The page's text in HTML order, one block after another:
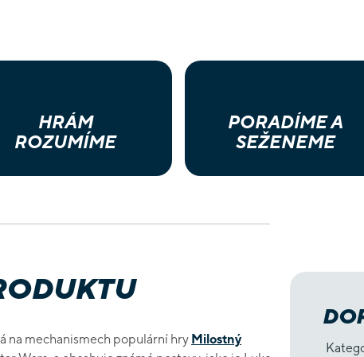
HRÁM
ROZUMÍME
PORADÍME A
SEŽENEME
na mechanismech populární hry Milostný